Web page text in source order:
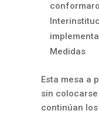
Medidas
Esta mesa a
sin
continúan